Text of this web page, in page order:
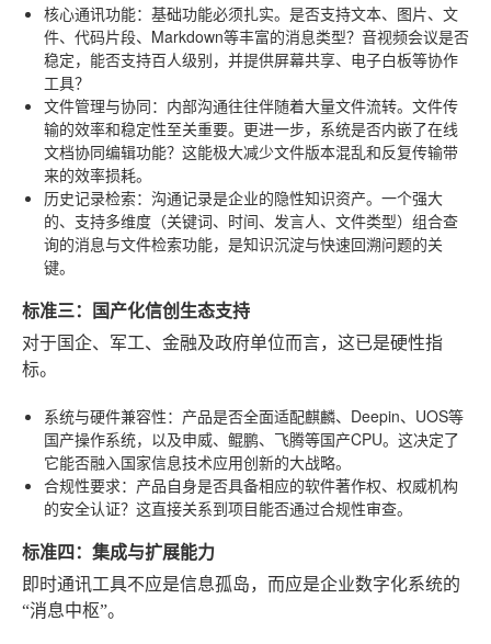
核心通讯功能：基础功能必须扎实。是否支持文本、图片、文
件、代码片段、Markdown等丰富的消息类型？音视频会议是否
稳定，能否支持百人级别，并提供屏幕共享、电子白板等协作
工具？
文件管理与协同：内部沟通往往伴随着大量文件流转。文件传
输的效率和稳定性至关重要。更进一步，系统是否内嵌了在线
文档协同编辑功能？这能极大减少文件版本混乱和反复传输带
来的效率损耗。
历史记录检索：沟通记录是企业的隐性知识资产。一个强大
的、支持多维度（关键词、时间、发言人、文件类型）组合查
询的消息与文件检索功能，是知识沉淀与快速回溯问题的关
键。
标准三：国产化信创生态支持
对于国企、军工、金融及政府单位而言，这已是硬性指
标。
系统与硬件兼容性：产品是否全面适配麒麟、Deepin、UOS等
国产操作系统，以及申威、鲲鹏、飞腾等国产CPU。这决定了
它能否融入国家信息技术应用创新的大战略。
合规性要求：产品自身是否具备相应的软件著作权、权威机构
的安全认证？这直接关系到项目能否通过合规性审查。
标准四：集成与扩展能力
即时通讯工具不应是信息孤岛，而应是企业数字化系统的
“消息中枢”。